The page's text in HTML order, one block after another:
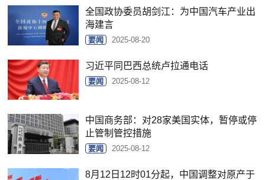
全国政协委员胡剑江：为中国汽车产业出
海建言
要闻 2025-08-20
习近平同巴西总统卢拉通电话
要闻 2025-08-12
中国商务部：对28家美国实体，暂停或停
止管制管控措施
要闻 2025-08-12
8月12日12时01分起，中国调整对原产于